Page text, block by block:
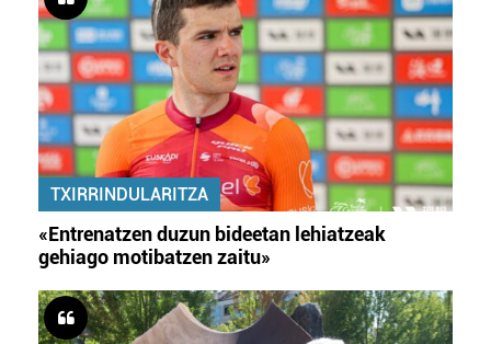
TXIRRINDULARITZA
«Entrenatzen duzun bideetan lehiatzeak
gehiago motibatzen zaitu»